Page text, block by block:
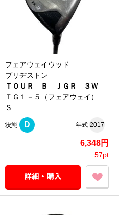
フェアウェイウッド
ブリヂストン
ＴＯＵＲ Ｂ ＪＧＲ ３Ｗ
ＴＧ１－５（フェアウェイ）
Ｓ
状態 D 年式 2017
6,348円
57pt